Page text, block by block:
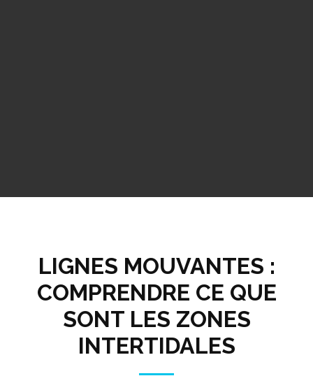
LIGNES MOUVANTES :
COMPRENDRE CE QUE
SONT LES ZONES
INTERTIDALES